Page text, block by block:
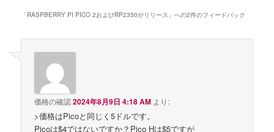
「RASPBERRY PI PICO 2およびRP2350がリリース 」への2件のフィードバック
価格の確認2024年8月9日 4:18 AM より:
>価格はPicoと同じく5ドルです。
Picoは$4ではないですか？Pico Hは$5ですが